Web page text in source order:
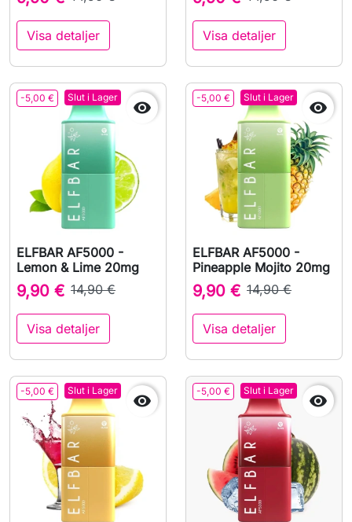
Visa detaljer Visa detaljer
-5,00 € Slut i Lager

ELFBAR AF5000 -
Lemon & Lime 20mg
9,90 € 14,90 €
Visa detaljer
-5,00 € Slut i Lager

ELFBAR AF5000 -
Pineapple Mojito 20mg
9,90 € 14,90 €
Visa detaljer
-5,00 € Slut i Lager
 -5,00 € Slut i Lager
